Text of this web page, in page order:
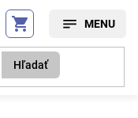
Hľadať